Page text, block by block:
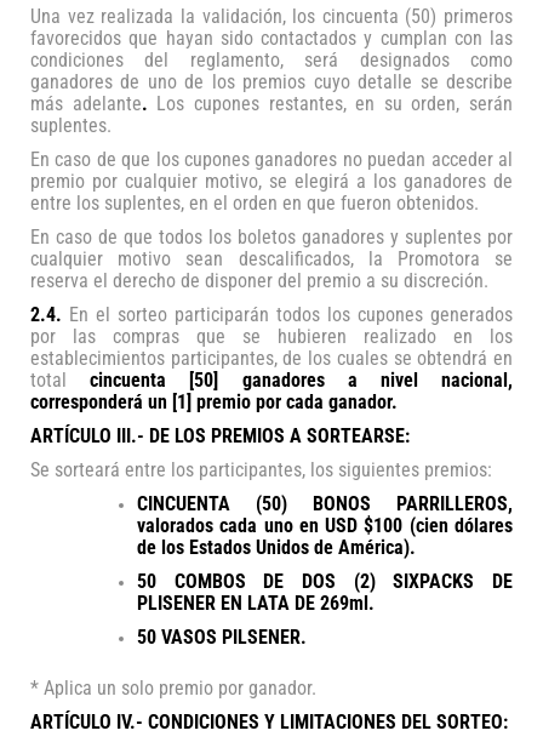
Una vez realizada la validación, los cincuenta (50) primeros
favorecidos que hayan sido contactados y cumplan con las
condiciones del reglamento, será designados como
ganadores de uno de los premios cuyo detalle se describe
más adelante. Los cupones restantes, en su orden, serán
suplentes.
En caso de que los cupones ganadores no puedan acceder al
premio por cualquier motivo, se elegirá a los ganadores de
entre los suplentes, en el orden en que fueron obtenidos.
En caso de que todos los boletos ganadores y suplentes por
cualquier motivo sean descalificados, la Promotora se
reserva el derecho de disponer del premio a su discreción.
2.4. En el sorteo participarán todos los cupones generados
por las compras que se hubieren realizado en los
establecimientos participantes, de los cuales se obtendrá en
totalcincuenta [50] ganadores
a nivel nacional,
corresponderá un [1] premio por cada ganador.
ARTÍCULO III.- DE LOS PREMIOS A SORTEARSE:
Se sorteará entre los participantes, los siguientes premios:
CINCUENTA (50) BONOS PARRILLEROS,
valorados cada uno en USD $100 (cien dólares
de los Estados Unidos de América).
50 COMBOS DE DOS (2) SIXPACKS DE
PLISENER EN LATA DE 269ml.
50 VASOS PILSENER.
* Aplica un solo premio por ganador.
ARTÍCULO IV.- CONDICIONES Y LIMITACIONES DEL SORTEO: